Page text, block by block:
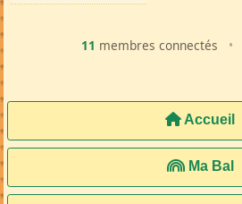
11 membres connectés •
Accueil
Ma Bal